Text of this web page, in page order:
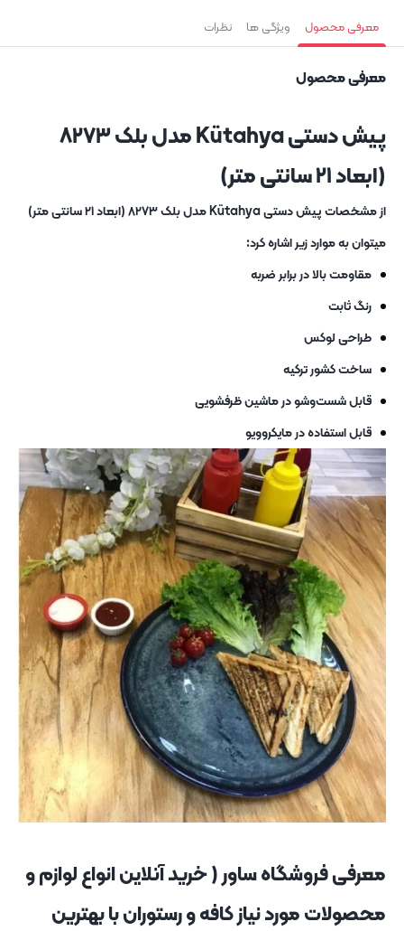
معرفی محصول ویژگی ها نظرات
معرفی محصول
پیش دستی Kütahya مدل بلک ۸۲۷۳
(ابعاد ۲۱ سانتی متر)
از مشخصات پیش دستی Kütahya مدل بلک ۸۲۷۳ (ابعاد ۲۱ سانتی متر)
میتوان به موارد زیر اشاره کرد:
مقاومت بالا در برابر ضربه
رنگ ثابت
طراحی لوکس
ساخت کشور ترکیه
قابل شست‌وشو در ماشین ظرفشویی
قابل استفاده در مایکروویو
معرفی فروشگاه ساور ( خرید آنلاین انواع لوازم و
محصولات مورد نیاز کافه و رستوران با بهترین